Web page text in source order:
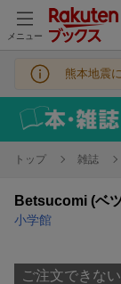
メニュー
熊本地震
トップ 雑誌
Betsucomi (ベ
小学館
ご注文できな